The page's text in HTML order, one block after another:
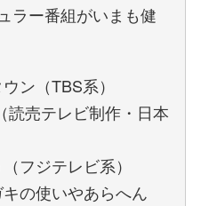
ラー番組がいまも健
ン（TBS系）
読売テレビ制作・日本
フジテレビ系）
の使いやあらへん